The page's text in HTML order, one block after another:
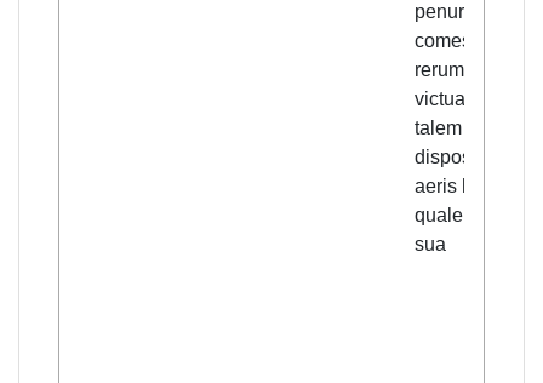
penuriam
comestibilium
rerum et
victualium, nec
talem
dispositionem
aeris habebant
qualem in terra
sua